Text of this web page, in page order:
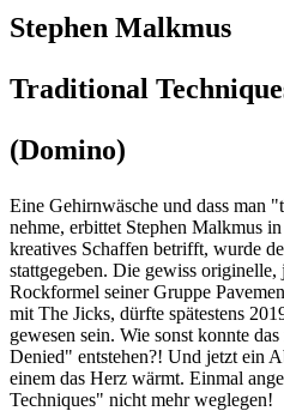
Stephen Malkmus
Traditional
(Domino)
Eine Gehirnwäsche und dass man
nehme, erbittet Stephen Malkmus
kreatives Schaffen betrifft, wurde
stattgegeben. Die gewiss
Rockformel seiner Gruppe
mit The Jicks, dürfte spätestens
gewesen sein. Wie sonst konnte
Denied" entstehen?! Und jetzt ein
einem das Herz wärmt. Einmal
Techniques" nicht mehr weglegen!